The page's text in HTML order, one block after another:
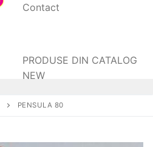
Contact
PRODUSE DIN CATALOG
NEW
PENSULA 80